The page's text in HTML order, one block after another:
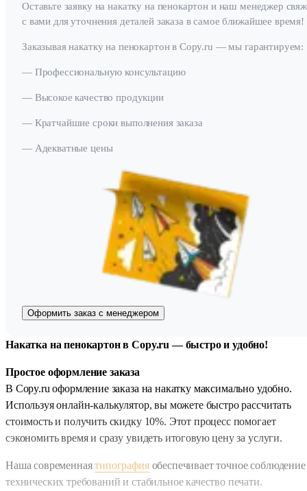
Оставьте заявку на накатку на пенокартон и наш менеджер
с вами для уточнения деталей заказа в самое ближайшее время!
Заказывая накатку на пенокартон в Copy.ru — мы гарантируем:
— Профессиональную консультацию
— Высокое качество продукции
— Кратчайшие сроки выполнения заказа
— Адекватные цены
Оформить заказ с менеджером
Накатка на пенокартон в Copy.ru — быстро и удобно!
Простое оформление заказа
В Copy.ru оформление заказа на накатку максимально удобно.
Используя онлайн-калькулятор, вы можете быстро рассчитать
стоимость и получить скидку 10%. Этот процесс помогает
сэкономить время и сразу увидеть итоговую цену за услуги.
Наша современнаятипографияобеспечивает точное соблюдение
технических требований и стабильное качество печати.